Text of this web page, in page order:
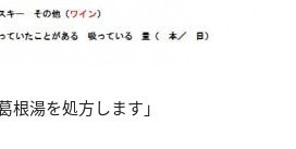
根湯を処方します」